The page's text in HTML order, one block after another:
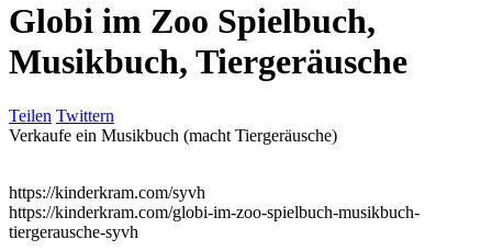
Globi im Zoo Spielbuch,
Musikbuch, Tiergeräusche
Teilen Twittern
Verkaufe ein Musikbuch (macht Tiergeräusche)
https://kinderkram.com/syvh
https://kinderkram.com/globi-im-zoo-spielbuch-musikbuch-
tiergerausche-syvh